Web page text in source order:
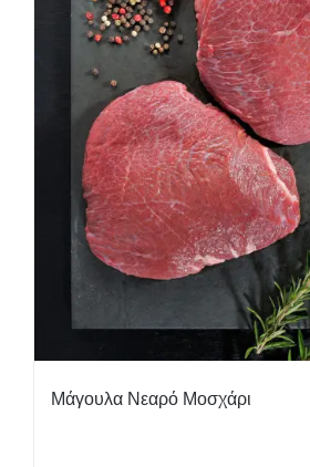
Μάγουλα Νεαρό Μοσχάρι